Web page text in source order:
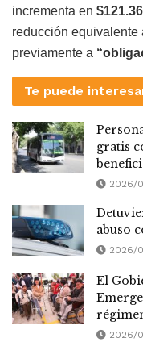
incrementa en
reducción
previamente a
Te puede
gratis
2026/
abuso
2026/
El
2026/